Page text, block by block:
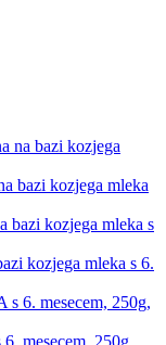
bazi kozjega mleka
kozjega mleka s 6.
mesecem, 250g,